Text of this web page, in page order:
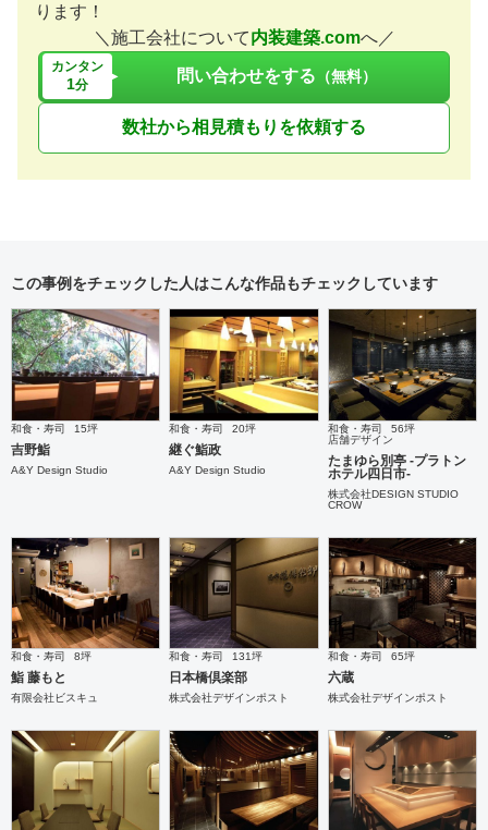
ります！
＼施工会社について内装建築.comへ／
カンタン
1分 問い合わせをする （無料）
数社から相見積もりを依頼する
この事例をチェックした人はこんな作品もチェックしています
和食・寿司 15坪
吉野鮨
A&Y Design Studio
和食・寿司 20坪
継ぐ鮨政
A&Y Design Studio
和食・寿司
56坪
店舗デザイン
たまゆら別亭 -プラトン
ホテル四日市-
株式会社DESIGN STUDIO
CROW
和食・寿司 8坪
鮨 藤もと
有限会社ビスキュ
和食・寿司 131坪
日本橋倶楽部
株式会社デザインポスト
和食・寿司 65坪
六蔵
株式会社デザインポスト